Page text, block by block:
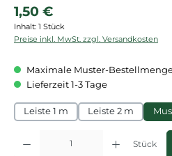
Regulärer Preis:
1,50 €
Inhalt: 1 Stück
Preise inkl. MwSt. zzgl. Versandkosten
Maximale Muster-
Lieferzeit 1-3 Tage
Leiste 1 m Leiste 2 m
Produkt Anzahl: Gib den gewünschten
Stück